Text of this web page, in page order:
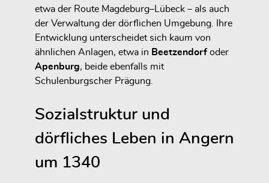
etwa der Route Magdeburg–Lübeck – als auch
der Verwaltung der dörflichen Umgebung. Ihre
Entwicklung unterscheidet sich kaum von
ähnlichen Anlagen, etwa in Beetzendorfoder
Apenburg, beide ebenfalls mit
Schulenburgscher Prägung.
Sozialstruktur und
dörfliches Leben in Angern
um 1340